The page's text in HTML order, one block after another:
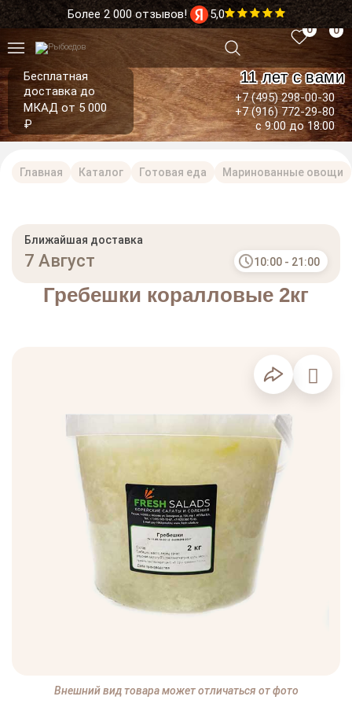
Более 2 000 отзывов! 5,0
Бесплатная
доставка до
МКАД от 5 000
₽
11 лет с вами
+7 (495) 298-00-30
+7 (916) 772-29-80
с 9:00 до 18:00
0 0
Главная Каталог Готовая еда Маринованные овощи
Гребешки коралловые 2кг
Ближайшая доставка
7 Август 10:00 - 21:00
Внешний вид товара может отличаться от фото